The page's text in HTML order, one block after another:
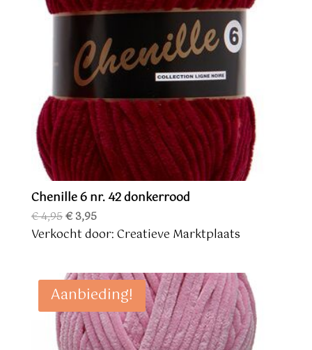
Chenille 6 nr. 42 donkerrood
€4,95Oorspronkelijke
prijs
€3,95Huidige
prijs
Verkocht door: Creatieve Marktplaats
Aanbieding!